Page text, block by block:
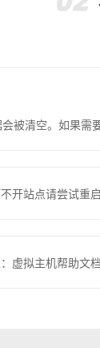
被清空。如果需
开站点请尝试重
虚拟主机帮助文档